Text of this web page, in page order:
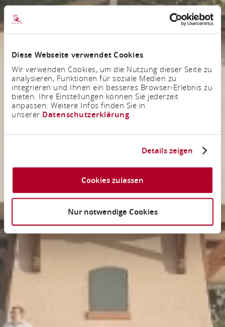
Diese Webseite verwendet Cookies
Wir verwenden Cookies, um die Nutzung dieser Seite zu
analysieren, Funktionen für soziale Medien zu
integrieren und Ihnen ein besseres Browser-Erlebnis zu
bieten. Ihre Einstellungen können Sie jederzeit
anpassen. Weitere Infos finden Sie in
unserer Datenschutzerklärung.
Details zeigen
Cookies zulassen
Nur notwendige Cookies